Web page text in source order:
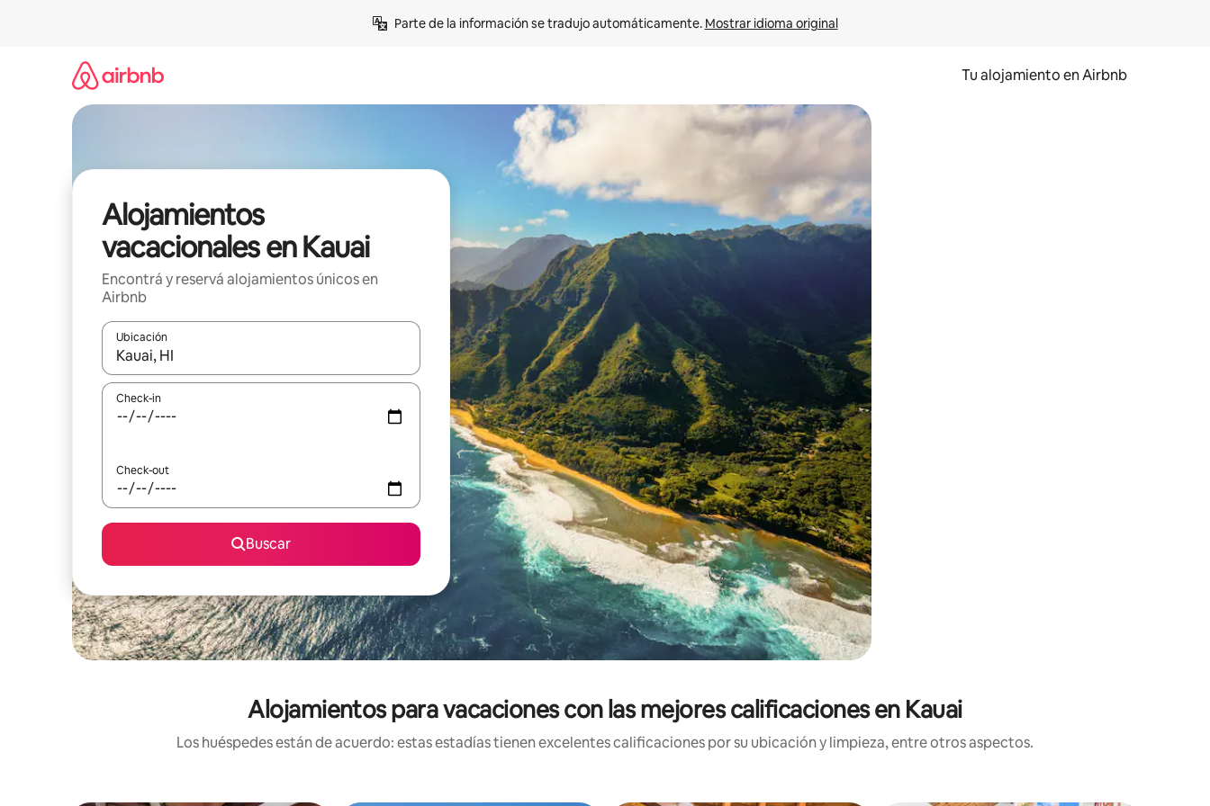
Parte de la información se tradujo automáticamente. Mostrar idioma original
Tu alojamiento en Airbnb
Alojamientos
vacacionales en Kauai
Encontrá y reservá alojamientos únicos en
Airbnb
Ubicación
Cuando los resultados estén disponibles, navegá con las teclas de flecha hacia arriba y hacia abajo o explorá deslizando el dedo.
Check-in
Check-out
Buscar
Alojamientos para vacaciones con las mejores calificaciones en Kauai
Los huéspedes están de acuerdo: estas estadías tienen excelentes calificaciones por su ubicación y limpieza, entre otros aspectos.